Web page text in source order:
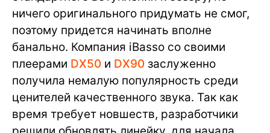
ничего оригинального придумать не смог,
поэтому придется начинать вполне
банально. Компания iBasso со своими
плеерами DX50 и DX90 заслуженно
получила немалую популярность среди
ценителей качественного звука. Так как
время требует новшеств, разработчики